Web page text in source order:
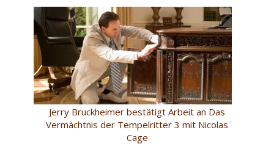
Jerry Bruckheimer bestätigt Arbeit an Das
Vermächtnis der Tempelritter 3 mit Nicolas
Cage